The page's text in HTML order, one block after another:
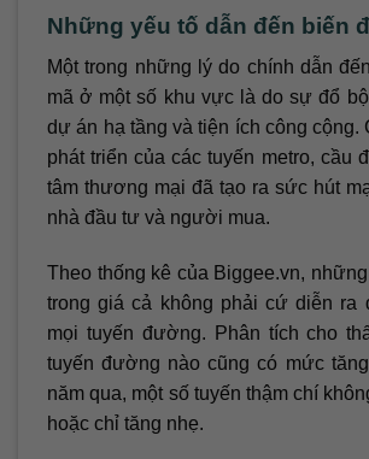
Những yếu tố dẫn đến biến
Một trong những lý do chính dẫn
mã ở một số khu vực là do sự đổ
dự án hạ tầng và tiện ích công cộng.
phát triển của các tuyến metro, cầu
tâm thương mại đã tạo ra sức hút
nhà đầu tư và người mua.
Theo thống kê của Biggee.vn,
trong giá cả không phải cứ diễn ra
mọi tuyến đường. Phân tích cho
tuyến đường nào cũng có mức
năm qua, một số tuyến thậm chí
hoặc chỉ tăng nhẹ.